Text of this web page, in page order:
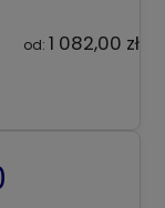
od: 1 082,00 zł